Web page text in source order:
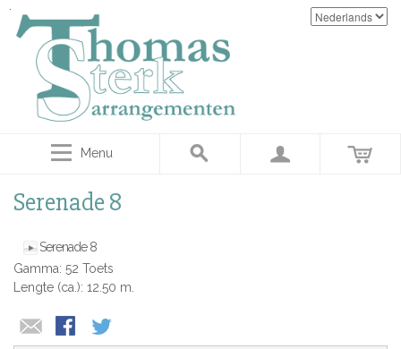
Menu
Serenade 8
Serenade 8
Gamma: 52 Toets
Lengte (ca.): 12.50 m.